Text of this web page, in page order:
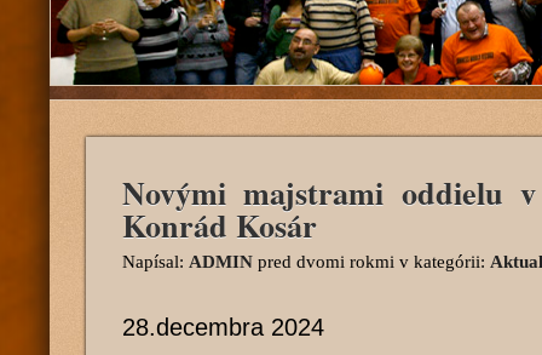
Novými majstrami oddielu
Konrád Kosár
Napísal: ADMIN pred dvomi rokmi v kategórii:
28.decembra 2024